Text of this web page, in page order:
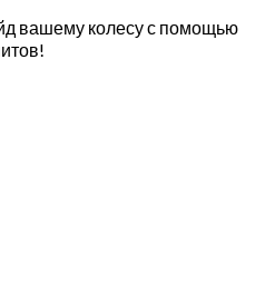
вашему колесу с помощью